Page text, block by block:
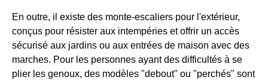
En outre, il existe des monte-escaliers pour l'extérieur,
conçus pour résister aux intempéries et offrir un accès
sécurisé aux jardins ou aux entrées de maison avec des
marches. Pour les personnes ayant des difficultés à se
plier les genoux, des modèles "debout" ou "perchés" sont